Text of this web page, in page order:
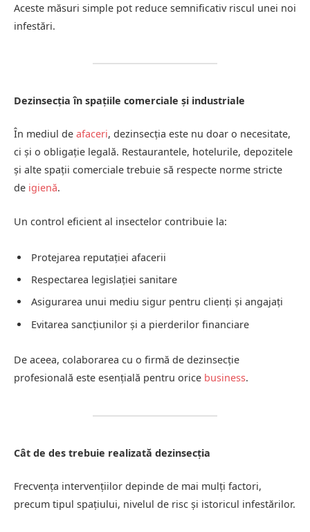
Aceste măsuri simple pot reduce semnificativ riscul unei noi
infestări.
Dezinsecția în spațiile comerciale și industriale
În mediul de afaceri, dezinsecția este nu doar o necesitate,
ci și o obligație legală. Restaurantele, hotelurile, depozitele
și alte spații comerciale trebuie să respecte norme stricte
de igienă.
Un control eficient al insectelor contribuie la:
Protejarea reputației afacerii
Respectarea legislației sanitare
Asigurarea unui mediu sigur pentru clienți și angajați
Evitarea sancțiunilor și a pierderilor financiare
De aceea, colaborarea cu o firmă de dezinsecție
profesională este esențială pentru orice business.
Cât de des trebuie realizată dezinsecția
Frecvența intervențiilor depinde de mai mulți factori,
precum tipul spațiului, nivelul de risc și istoricul infestărilor.